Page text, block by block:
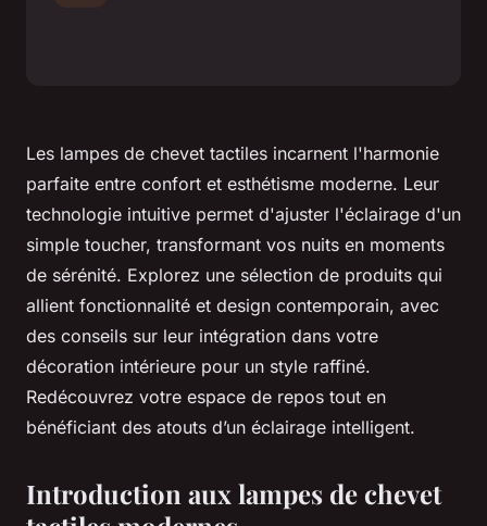
Les lampes de chevet tactiles incarnent l'harmonie
parfaite entre confort et esthétisme moderne. Leur
technologie intuitive permet d'ajuster l'éclairage d'un
simple toucher, transformant vos nuits en moments
de sérénité. Explorez une sélection de produits qui
allient fonctionnalité et design contemporain, avec
des conseils sur leur intégration dans votre
décoration intérieure pour un style raffiné.
Redécouvrez votre espace de repos tout en
bénéficiant des atouts d’un éclairage intelligent.
Introduction aux lampes de chevet